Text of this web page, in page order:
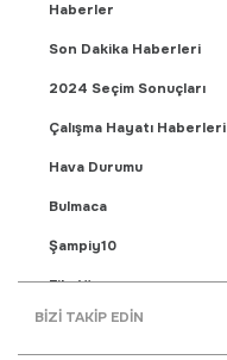
Haberler
Son Dakika Haberleri
2024 Seçim Sonuçları
Çalışma Hayatı Haberleri
Hava Durumu
Bulmaca
Şampiy10
Fikstür
Puan Durumu
BİZİ TAKİP EDİN